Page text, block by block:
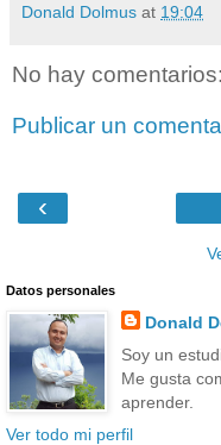
Donald Dolmus at 19:04
No hay comentarios:
Publicar un
‹
Datos personales
Donald
Soy un
Me gusta
aprender.
Ver todo mi perfil